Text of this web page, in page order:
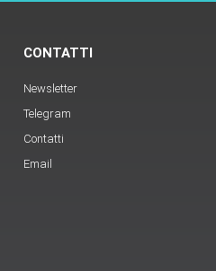
CONTATTI
Newsletter
Telegram
Contatti
Email